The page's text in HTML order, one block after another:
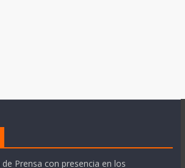
Prensa con presencia en los